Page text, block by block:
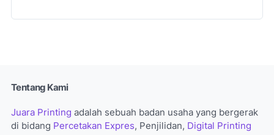
Tentang Kami
Juara Printing adalah sebuah badan usaha yang bergerak
di bidang Percetakan Expres, Penjilidan, Digital Printing